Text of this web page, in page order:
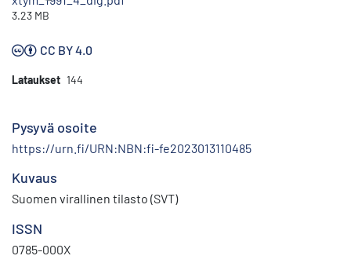
3.23 MB
CC BY 4.0
Lataukset 144
Pysyvä osoite
https://urn.fi/URN:NBN:fi-fe2023013110485
Kuvaus
Suomen virallinen tilasto (SVT)
ISSN
0785-000X